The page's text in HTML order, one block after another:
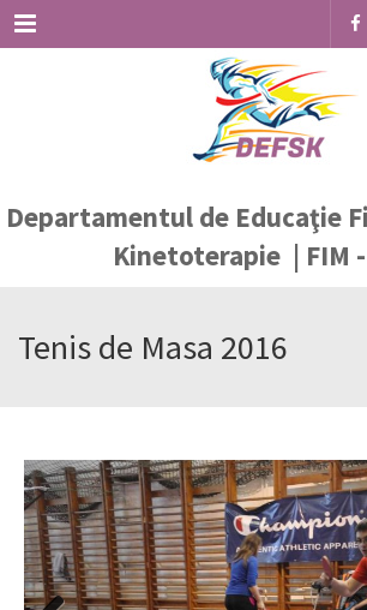
Menu
Departamentul de Educaţie
Kinetoterapie | FIM
Tenis de Masa 2016